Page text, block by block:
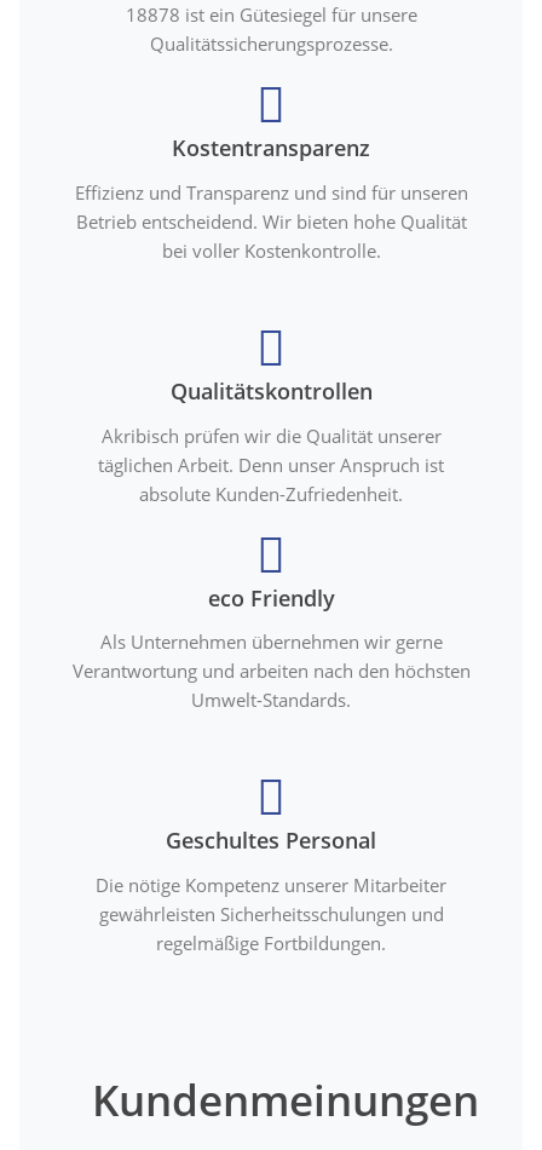
18878 ist ein Gütesiegel für unsere
Qualitätssicherungsprozesse.
Kostentransparenz
Effizienz und Transparenz und sind für unseren
Betrieb entscheidend. Wir bieten hohe Qualität
bei voller Kostenkontrolle.
Qualitätskontrollen
Akribisch prüfen wir die Qualität unserer
täglichen Arbeit. Denn unser Anspruch ist
absolute Kunden-Zufriedenheit.
eco Friendly
Als Unternehmen übernehmen wir gerne
Verantwortung und arbeiten nach den höchsten
Umwelt-Standards.
Geschultes Personal
Die nötige Kompetenz unserer Mitarbeiter
gewährleisten Sicherheitsschulungen und
regelmäßige Fortbildungen.
Kundenmeinungen